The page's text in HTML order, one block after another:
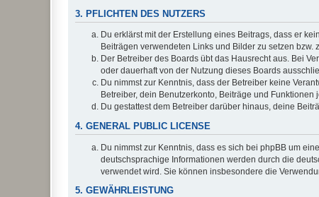
3. PFLICHTEN DES NUTZERS
Du erklärst mit der Erstellung eines Beitrags, dass er
Beiträgen verwendeten Links und Bilder zu setzen bzw.
Der Betreiber des Boards übt das Hausrecht aus. Bei
oder dauerhaft von der Nutzung dieses Boards
Du nimmst zur Kenntnis, dass der Betreiber keine
Betreiber, dein Benutzerkonto, Beiträge und
Du gestattest dem Betreiber darüber hinaus, deine
4. GENERAL PUBLIC LICENSE
Du nimmst zur Kenntnis, dass es sich bei phpBB um eine
deutschsprachige Informationen werden durch die
verwendet wird. Sie können insbesondere die
5. GEWÄHRLEISTUNG